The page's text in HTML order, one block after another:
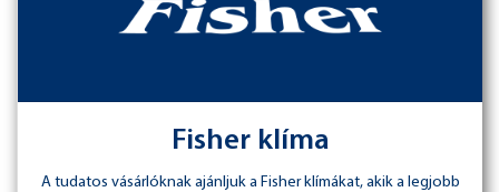
Fisher klíma
A tudatos vásárlóknak ajánljuk a Fisher klímákat, akik a legjobb